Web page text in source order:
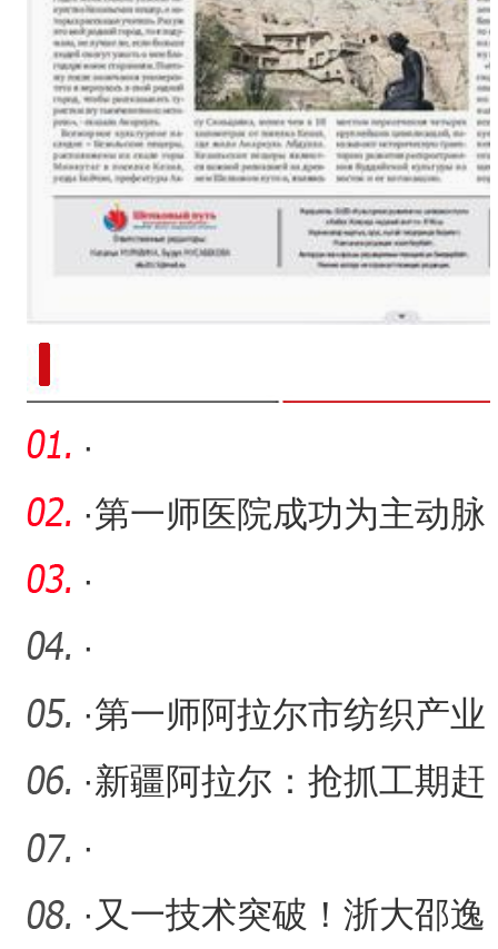
·
·第一师医院成功为主动脉
夹层患者实施手术
·
·
·第一师阿拉尔市纺织产业
园源网荷储项目并网发电
·新疆阿拉尔：抢抓工期赶
进度 全力以赴“项”前冲
·
· 又一技术突破！浙大邵逸